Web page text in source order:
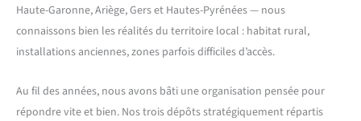
Haute-Garonne, Ariège, Gers et Hautes-Pyrénées — nous
connaissons bien les réalités du territoire local : habitat rural,
installations anciennes, zones parfois difficiles d’accès.
Au fil des années, nous avons bâti une organisation pensée pour
répondre vite et bien. Nos trois dépôts stratégiquement répartis